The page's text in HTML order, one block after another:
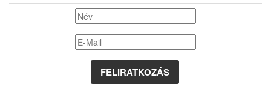
FELIRATKOZÁS